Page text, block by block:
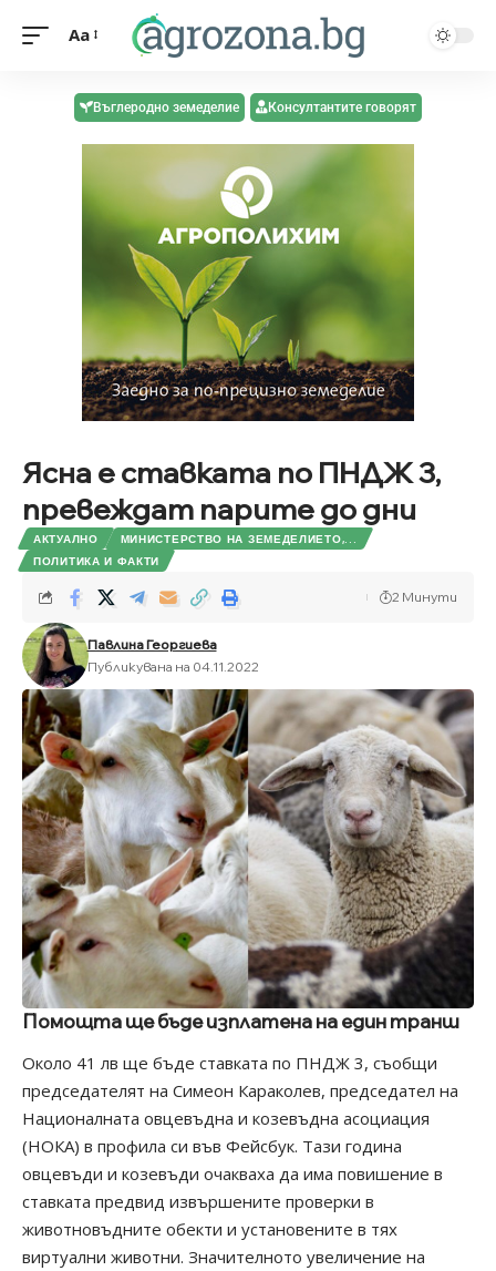
Aa
Въглеродно земеделие Консултантите говорят
Ясна е ставката по ПНДЖ 3,
превеждат парите до дни
АКТУАЛНО
МИНИСТЕРСТВО НА ЗЕМЕДЕЛИЕТО,...
ПОЛИТИКА И ФАКТИ
Павлина Георгиева
Публикувана на 04.11.2022
2 Минути
Помощта ще бъде изплатена на един транш
Около 41 лв ще бъде ставката по ПНДЖ 3, съобщи
председателят на Симеон Караколев, председател на
Националната овцевъдна и козевъдна асоциация
(НОКА) в профила си във Фейсбук. Тази година
овцевъди и козевъди очакваха да има повишение в
ставката предвид извършените проверки в
животновъдните обекти и установените в тях
виртуални животни. Значителното увеличение на